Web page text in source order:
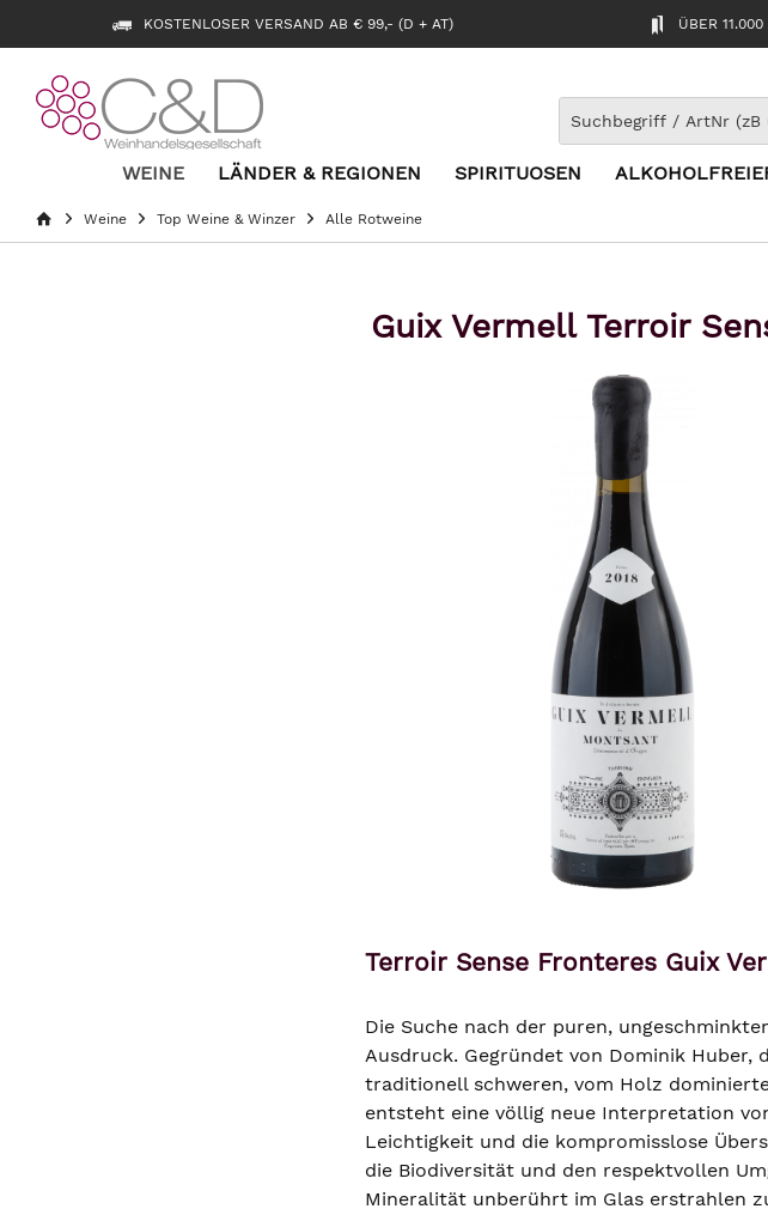
KOSTENLOSER VERSAND AB € 99,- (D + AT) ÜBER
WEINE LÄNDER & REGIONEN SPIRITUOSEN
Weine Top Weine & Winzer Alle Rotweine
Guix Vermell Terroir
Terroir Sense Fronteres Guix
Die Suche nach der puren,
Ausdruck. Gegründet von Dominik
traditionell schweren, vom Holz
entsteht eine völlig neue Interpretation
Leichtigkeit und die kompromisslose
die Biodiversität und den respektvollen
Mineralität unberührt im Glas erstrahlen